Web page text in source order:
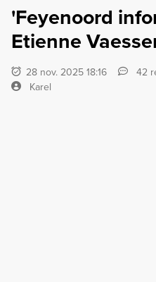
'Feyenoord
Etienne
28 nov. 2025 18:16
42
Karel